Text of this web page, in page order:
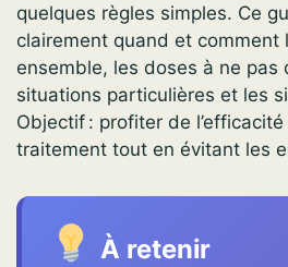
quelques règles simples. Ce
clairement quand et comment
ensemble, les doses à ne pas
situations particulières et les
Objectif : profiter de
traitement tout en évitant les
À retenir